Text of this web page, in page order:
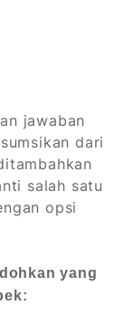
jawaban
dari
salah satu
opsi
yang